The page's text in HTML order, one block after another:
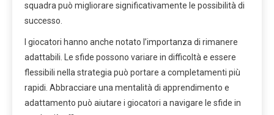
squadra può migliorare significativamente le possibilità di
successo.
I giocatori hanno anche notato l’importanza di rimanere
adattabili. Le sfide possono variare in difficoltà e essere
flessibili nella strategia può portare a completamenti più
rapidi. Abbracciare una mentalità di apprendimento e
adattamento può aiutare i giocatori a navigare le sfide in